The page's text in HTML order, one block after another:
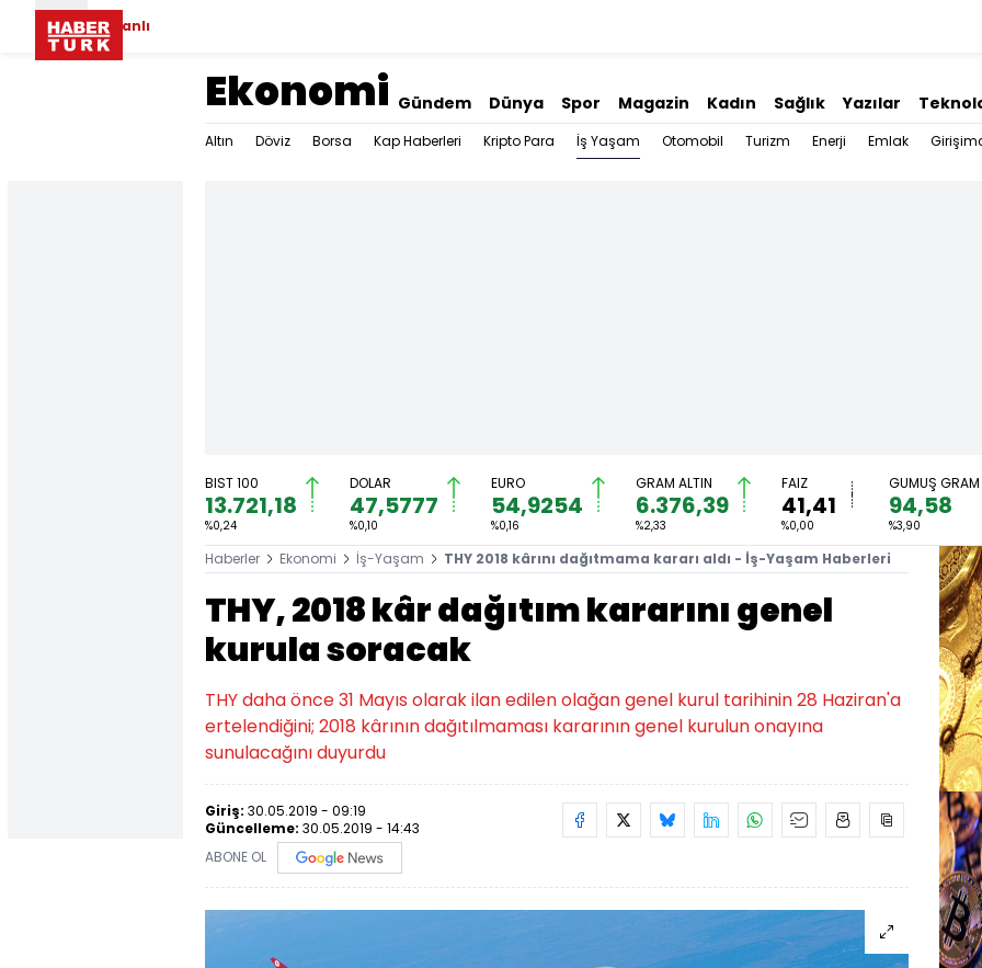
Canlı
Ekonomi Gündem Dünya Spor Magazin Kadın Sağlık Yazılar
Altın Döviz Borsa Kap Haberleri Kripto Para İş Yaşam Otomobil Turizm Enerji Emlak
BIST 100
13.721,18
%0,24
DOLAR
47,5777
%0,10
EURO
54,9254
%0,16
GRAM ALTIN
6.376,39
%2,33
FAİZ
41,41
%0,00
GÜMÜŞ GRAM
94,58
%3,90
Haberler Ekonomi İş-Yaşam THY 2018 kârını dağıtmama kararı aldı - İş-Yaşam Haberleri
THY, 2018 kâr dağıtım kararını genel
kurula soracak
THY daha önce 31 Mayıs olarak ilan edilen olağan genel kurul tarihinin 28 Haziran'a
ertelendiğini; 2018 kârının dağıtılmaması kararının genel kurulun onayına
sunulacağını duyurdu
Giriş: 30.05.2019 - 09:19
Güncelleme: 30.05.2019 - 14:43
ABONE OL